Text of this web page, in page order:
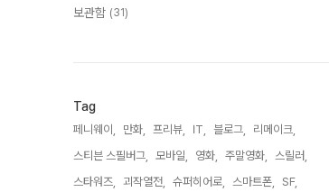
보관함 (31)
Tag
페니웨이, 만화, 프리뷰, IT, 블로그,
리메이크,
스티븐 스필버그,
모바일, 영화, 주말영화,
스릴러,
스타워즈,
괴작열전, 슈퍼히어로, 스마트폰,
SF,